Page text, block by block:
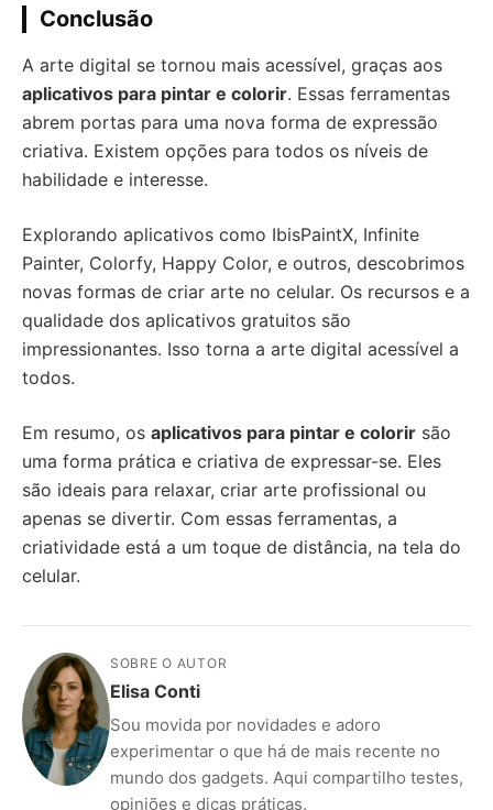
Conclusão
A arte digital se tornou mais acessível, graças aos
aplicativos para pintar e colorir. Essas ferramentas
abrem portas para uma nova forma de expressão
criativa. Existem opções para todos os níveis de
habilidade e interesse.
Explorando aplicativos como IbisPaintX, Infinite
Painter, Colorfy, Happy Color, e outros, descobrimos
novas formas de criar arte no celular. Os recursos e a
qualidade dos aplicativos gratuitos são
impressionantes. Isso torna a arte digital acessível a
todos.
Em resumo, os aplicativos para pintar e colorir são
uma forma prática e criativa de expressar-se. Eles
são ideais para relaxar, criar arte profissional ou
apenas se divertir. Com essas ferramentas, a
criatividade está a um toque de distância, na tela do
celular.
SOBRE O AUTOR
Elisa Conti
Sou movida por novidades e adoro
experimentar o que há de mais recente no
mundo dos gadgets. Aqui compartilho testes,
opiniões e dicas práticas.